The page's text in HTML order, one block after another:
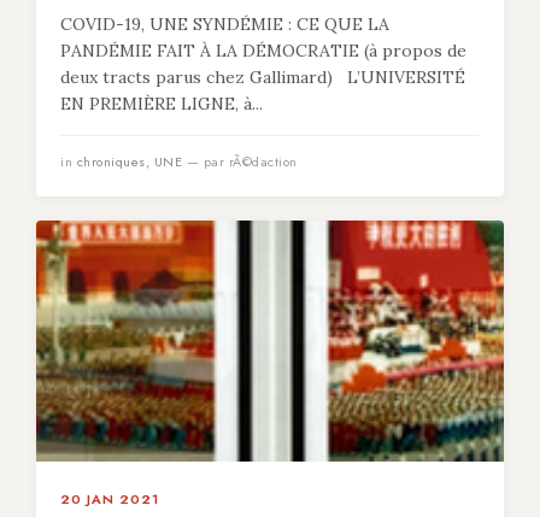
COVID-19, UNE SYNDÉMIE : CE QUE LA
PANDÉMIE FAIT À LA DÉMOCRATIE (à propos de
deux tracts parus chez Gallimard) L’UNIVERSITÉ
EN PREMIÈRE LIGNE, à...
in chroniques, UNE — par rÃ©daction
20 JAN 2021